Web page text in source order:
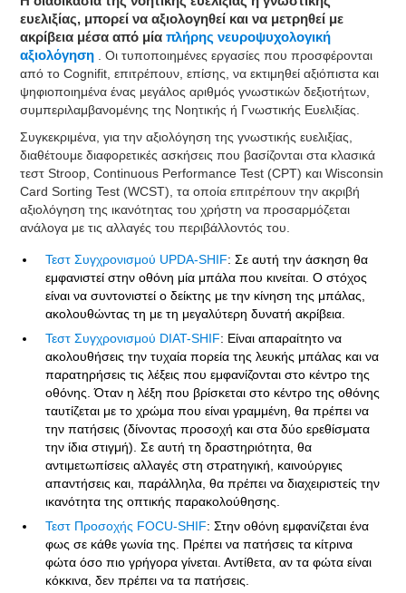
ευελιξίας, μπορεί να αξιολογηθεί και να μετρηθεί με
ακρίβεια μέσα από μίαπλήρης νευροψυχολογική
αξιολόγηση
. Οι τυποποιημένες εργασίες που προσφέρονται
από το Cognifit, επιτρέπουν, επίσης, να εκτιμηθεί αξιόπιστα και
ψηφιοποιημένα ένας μεγάλος αριθμός γνωστικών δεξιοτήτων,
συμπεριλαμβανομένης της Νοητικής ή Γνωστικής Ευελιξίας.
Συγκεκριμένα, για την αξιολόγηση της γνωστικής ευελιξίας,
διαθέτουμε διαφορετικές ασκήσεις που βασίζονται στα κλασικά
τεστ Stroop, Continuous Performance Test (CPT) και Wisconsin
Card Sorting Test (WCST), τα οποία επιτρέπουν την ακριβή
αξιολόγηση της ικανότητας του χρήστη να προσαρμόζεται
ανάλογα με τις αλλαγές του περιβάλλοντός του.
Τεστ Συγχρονισμού UPDA-SHIF: Σε αυτή την άσκηση θα
εμφανιστεί στην οθόνη μία μπάλα που κινείται. Ο στόχος
είναι να συντονιστεί ο δείκτης με την κίνηση της μπάλας,
ακολουθώντας τη με τη μεγαλύτερη δυνατή ακρίβεια.
Τεστ Συγχρονισμού DIAT-SHIF: Είναι απαραίτητο να
ακολουθήσεις την τυχαία πορεία της λευκής μπάλας και να
παρατηρήσεις τις λέξεις που εμφανίζονται στο κέντρο της
οθόνης. Όταν η λέξη που βρίσκεται στο κέντρο της οθόνης
ταυτίζεται με το χρώμα που είναι γραμμένη, θα πρέπει να
την πατήσεις (δίνοντας προσοχή και στα δύο ερεθίσματα
την ίδια στιγμή). Σε αυτή τη δραστηριότητα, θα
αντιμετωπίσεις αλλαγές στη στρατηγική, καινούργιες
απαντήσεις και, παράλληλα, θα πρέπει να διαχειριστείς την
ικανότητα της οπτικής παρακολούθησης.
Τεστ Προσοχής FOCU-SHIF: Στην οθόνη εμφανίζεται ένα
φως σε κάθε γωνία της. Πρέπει να πατήσεις τα κίτρινα
φώτα όσο πιο γρήγορα γίνεται. Αντίθετα, αν τα φώτα είναι
κόκκινα, δεν πρέπει να τα πατήσεις.